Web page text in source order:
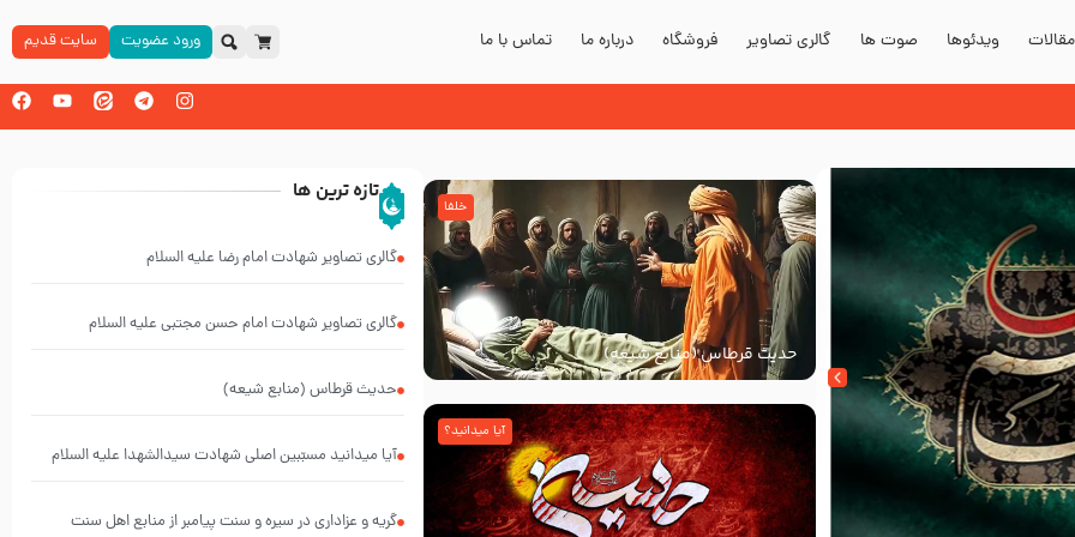
مقالات ویدئوها صوت ها گالری تصاویر فروشگاه درباره ما تماس با ما ورود عضویت سایت قدیم
حدیث قرطاس (منابع شیعه)
خلفا
آیا میدانید؟
تازه ترین ها
گالری تصاویر شهادت امام رضا علیه السلام
گالری تصاویر شهادت امام حسن مجتبی علیه السلام
حدیث قرطاس (منابع شیعه)
آیا میدانید مسبّبین اصلی شهادت سیدالشهدا علیه ‌السلام
گریه و عزاداری در سیره و سنت پیامبر از منابع اهل سنت